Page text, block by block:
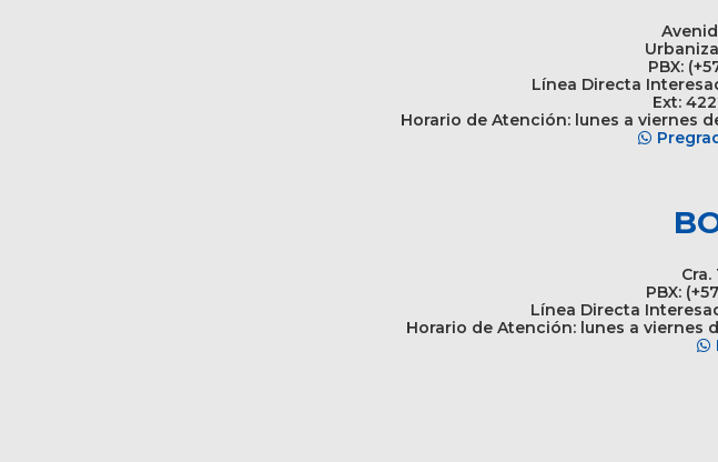
PBX:
Línea Directa
Ext:
Horario de Atención: lunes a viernes
Cra.
PBX:
Línea Directa
Horario de Atención: lunes a viernes